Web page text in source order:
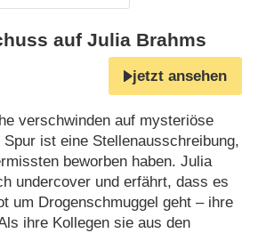
auf Julia Brahms
jetzt ansehen
verschwinden auf mysteriöse
ist eine Stellenausschreibung,
beworben haben. Julia
undercover und erfährt, dass es
um Drogenschmuggel geht – ihre
ihre Kollegen sie aus den